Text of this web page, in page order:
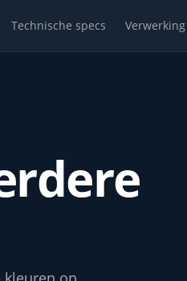
Technische specs Verwerking